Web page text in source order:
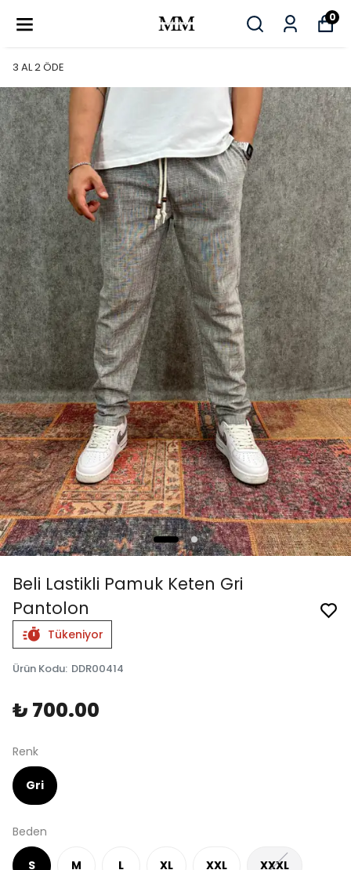
0
3 AL 2 ÖDE
Beli Lastikli Pamuk Keten Gri
Pantolon
Tükeniyor
Ürün Kodu: DDR00414
₺ 700.00
Renk
Gri
Beden
S M L XL XXL XXXL